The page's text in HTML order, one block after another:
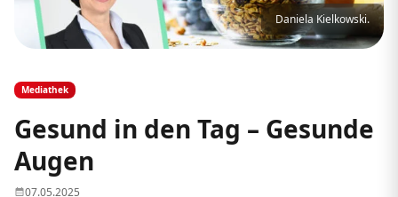
Daniela Kielkowski.
Mediathek
Gesund in den Tag – Gesunde
Augen
07.05.2025